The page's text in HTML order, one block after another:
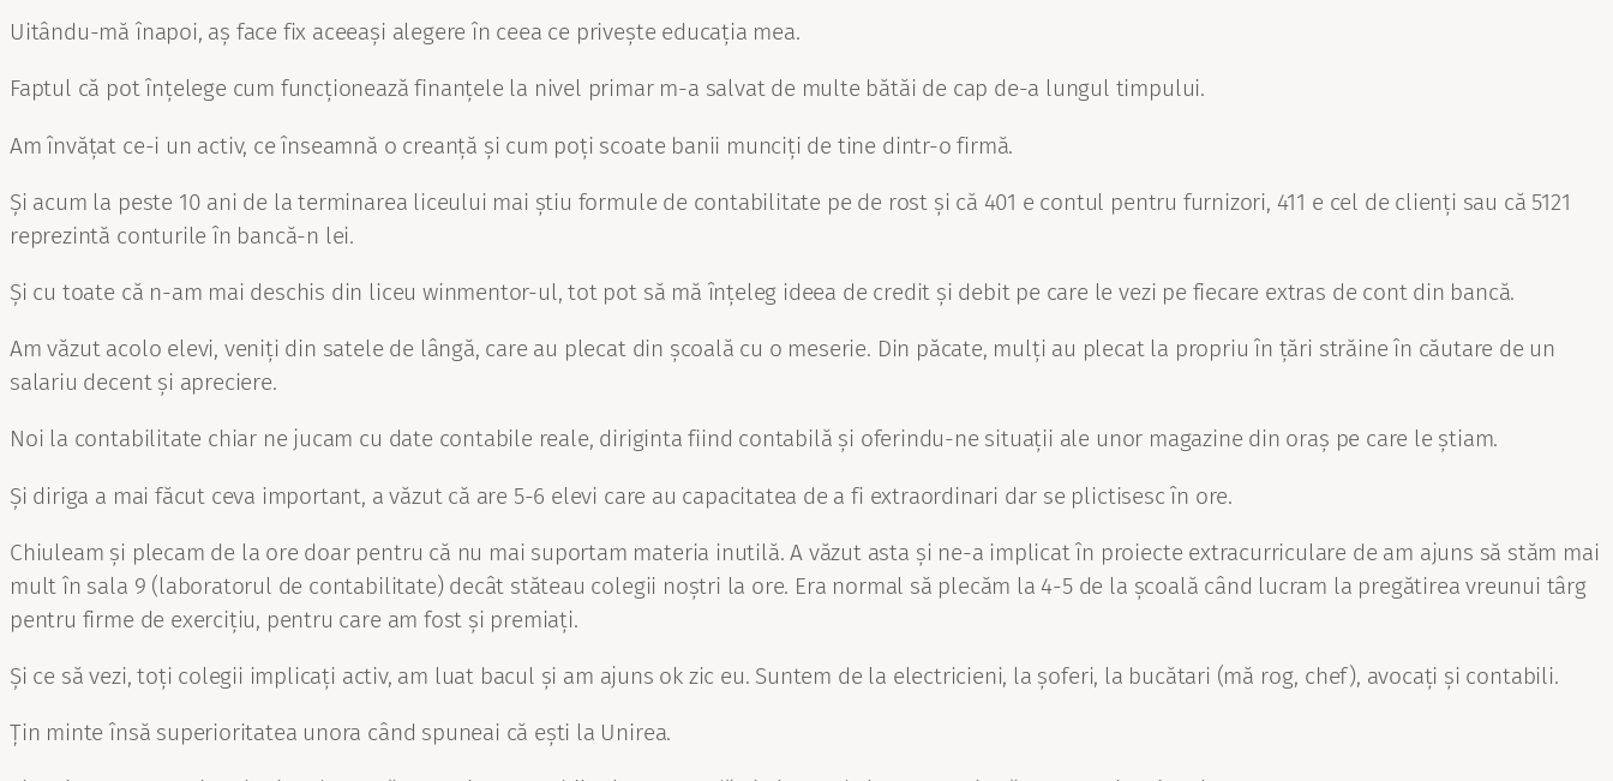
Uitându-mă înapoi, aș face fix aceeași alegere în ceea ce privește educația mea.
Faptul că pot înțelege cum funcționează finanțele la nivel primar m-a salvat de multe bătăi de cap de-a lungul timpului.
Am învățat ce-i un activ, ce înseamnă o creanță și cum poți scoate banii munciți de tine dintr-o firmă.
Și acum la peste 10 ani de la terminarea liceului mai știu formule de contabilitate pe de rost și că 401 e contul pentru furnizori, 411 e cel de clienți sau că 5121
reprezintă conturile în bancă-n lei.
Și cu toate că n-am mai deschis din liceu winmentor-ul, tot pot să mă înțeleg ideea de credit și debit pe care le vezi pe fiecare extras de cont din bancă.
Am văzut acolo elevi, veniți din satele de lângă, care au plecat din școală cu o meserie. Din păcate, mulți au plecat la propriu în țări străine în căutare de un
salariu decent și apreciere.
Noi la contabilitate chiar ne jucam cu date contabile reale, diriginta fiind contabilă și oferindu-ne situații ale unor magazine din oraș pe care le știam.
Și diriga a mai făcut ceva important, a văzut că are 5-6 elevi care au capacitatea de a fi extraordinari dar se plictisesc în ore.
Chiuleam și plecam de la ore doar pentru că nu mai suportam materia inutilă. A văzut asta și ne-a implicat în proiecte extracurriculare de am ajuns să stăm mai
mult în sala 9 (laboratorul de contabilitate) decât stăteau colegii noștri la ore. Era normal să plecăm la 4-5 de la școală când lucram la pregătirea vreunui târg
pentru firme de exercițiu, pentru care am fost și premiați.
Și ce să vezi, toți colegii implicați activ, am luat bacul și am ajuns ok zic eu. Suntem de la electricieni, la șoferi, la bucătari (mă rog, chef), avocați și contabili.
Țin minte însă superioritatea unora când spuneai că ești la Unirea.